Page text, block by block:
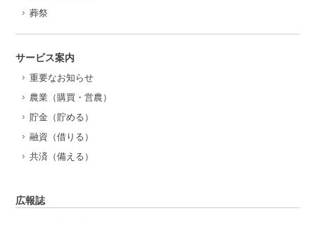
葬祭
サービス案内
重要なお知らせ
農業（購買・営農）
貯金（貯める）
融資（借りる）
共済（備える）
広報誌